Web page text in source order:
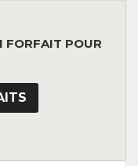
FORFAIT POUR